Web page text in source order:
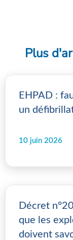
Plus
EHPAD :
un
10 juin 2026
Décret
que les
doivent